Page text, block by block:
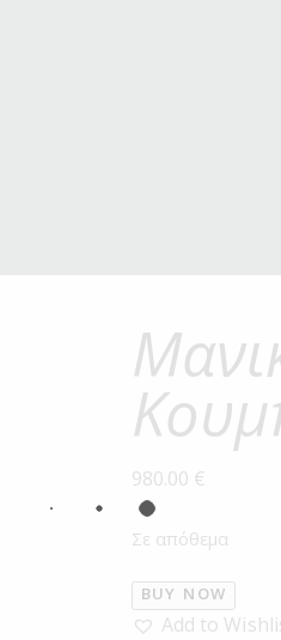
980.00 €
Σε απόθεμα
BUY NOW
Add to